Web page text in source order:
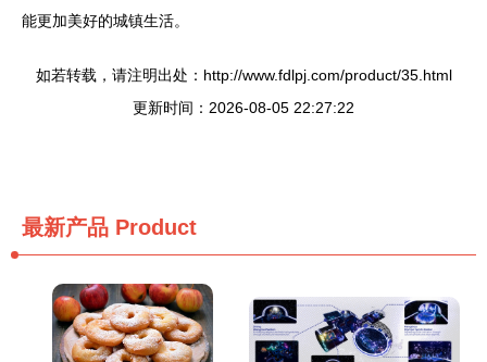
能更加美好的城镇生活。
如若转载，请注明出处：http://www.fdlpj.com/product/35.html
更新时间：2026-08-05 22:27:22
最新产品 Product